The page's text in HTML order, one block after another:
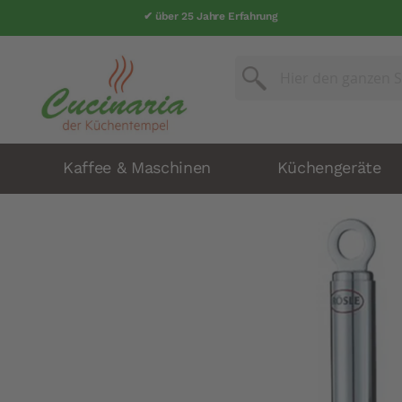
✔ über 25 Jahre Erfahrung
Suche
Kaffee & Maschinen Küchengeräte